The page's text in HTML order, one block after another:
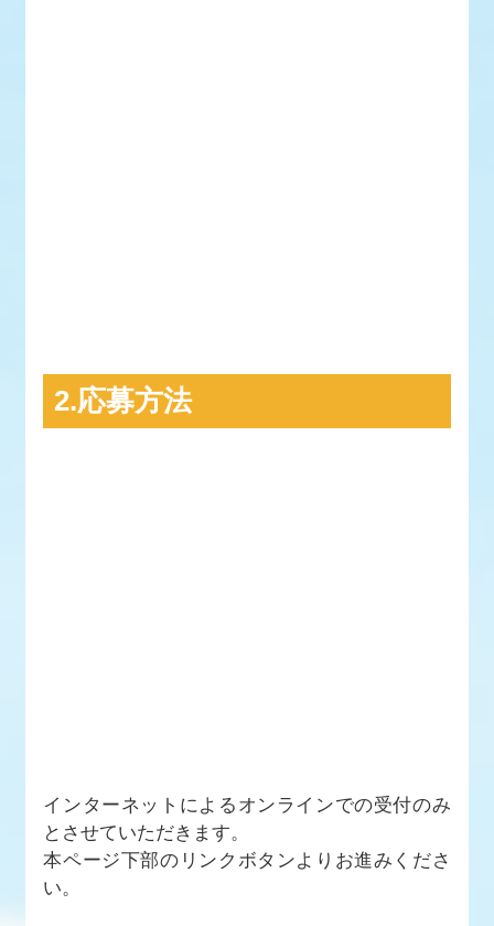
2.応募方法
インターネットによるオンラインでの受付のみ
とさせていただきます。
本ページ下部のリンクボタンよりお進みくださ
い。